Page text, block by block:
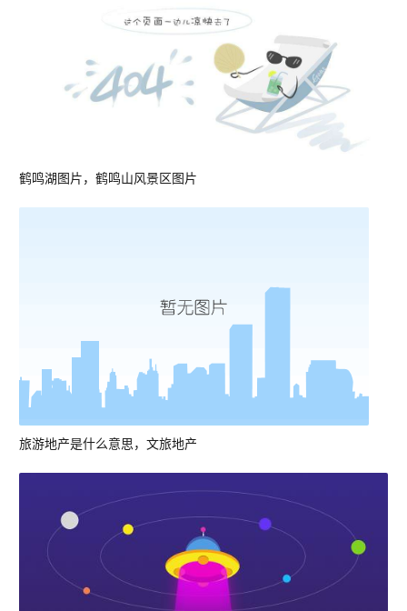
鹤鸣湖图片，鹤鸣山风景区图片
旅游地产是什么意思，文旅地产